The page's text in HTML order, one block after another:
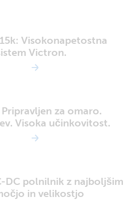
Visokonapetostna
Victron.
za omaro.
Visoka učinkovitost.
DC polnilnik z najboljšim
in velikostjo